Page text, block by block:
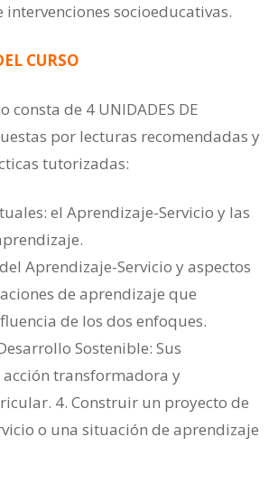
intervenciones socioeducativas.
CURSO
consta de 4 UNIDADES DE
por lecturas recomendadas y
tutorizadas:
el Aprendizaje-Servicio y las
Aprendizaje-Servicio y aspectos
de aprendizaje que
de los dos enfoques.
Sostenible: Sus
transformadora y
4. Construir un proyecto de
o una situación de aprendizaje